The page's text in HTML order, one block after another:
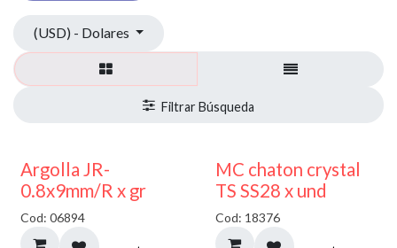
(USD) - Dolares
Argolla JR-
0.8x9mm/R x gr
Cod: 06894
MC chaton crystal
TS SS28 x und
Cod: 18376